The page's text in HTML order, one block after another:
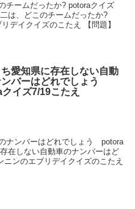
チームだったか? potoraクイズ
は、どこのチームだったか?
デイクイズのこたえ 【問題】
愛知県に存在しない自動
ンバーはどれでしょう
イズ7/19こたえ
ナンバーはどれでしょう potora
在しない自動車のナンバーはど
ンのエブリデイクイズのこたえ